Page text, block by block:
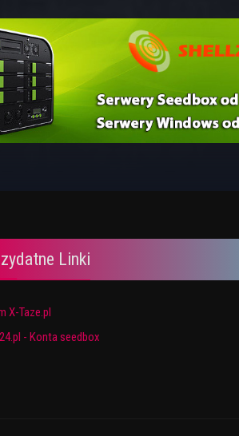
Linki
X-Taze.pl
- Konta seedbox